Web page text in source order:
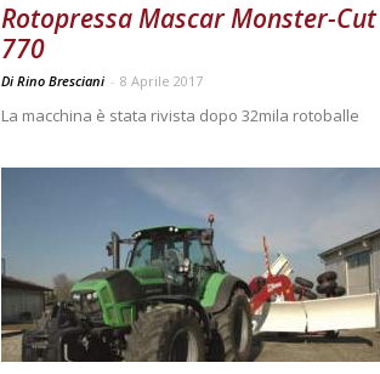
Rotopressa Mascar Monster-Cut
770
Di Rino Bresciani - 8 Aprile 2017
La macchina è stata rivista dopo 32mila rotoballe